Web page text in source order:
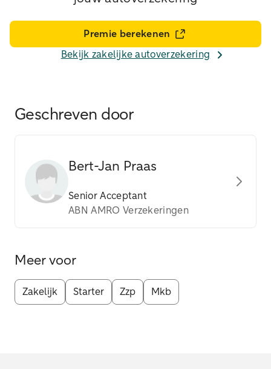
Premie berekenen
Bekijk zakelijke autoverzekering
Geschreven door
Bert-Jan Praas
Senior Acceptant
ABN AMRO Verzekeringen
Meer voor
Zakelijk Starter Zzp Mkb